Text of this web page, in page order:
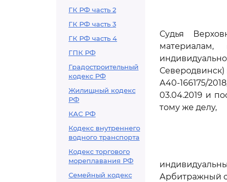
ГК РФ часть 2
ГК РФ часть 3
ГК РФ часть 4
ГПК РФ
Градостроительный
кодекс РФ
Жилищный кодекс
РФ
КАС РФ
Кодекс внутреннего
водного транспорта
Кодекс торгового
мореплавания РФ
Семейный кодекс
Судья
Северодвинск)
А40-166175/
03.04.2019 и
тому же делу,
Арбитражный